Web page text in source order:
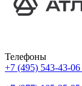
Телефоны
+7 (495) 543-43-06